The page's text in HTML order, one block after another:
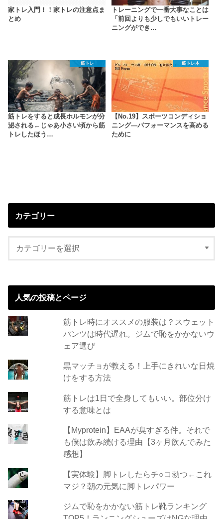
家トレ入門！！家トレの注意点ま
とめ
トレーニングで一番大事なことは
「前回よりも少しでもいいトレー
ニングができ…
筋トレ
筋トレをすると成長ホルモンが分
泌される←じゃあ小さい頃から筋
トレしたほう…
筋トレ本
【No.19】スポーツコンディショ
ニング―パフォーマンスを高める
ために
カテゴリー
人気の投稿とページ
筋トレ時にオススメの服装は？スウェット
パンツは時代遅れ。ジムで恥をかかないウ
ェア選び
黒マッチョが教える！上手にきれいな日焼
けをする方法
筋トレは1日で全身してもいい。部位分け
する意味とは
【Myprotein】EAAが臭すぎる件。それで
も僕は飲み続ける理由【3ヶ月飲んでみた
感想】
【実体験】脚トレしたらチ○コ勃つ←これ
マジ？朝の元気に脚トレパワー
ジムで恥をかかない筋トレ靴ランキング